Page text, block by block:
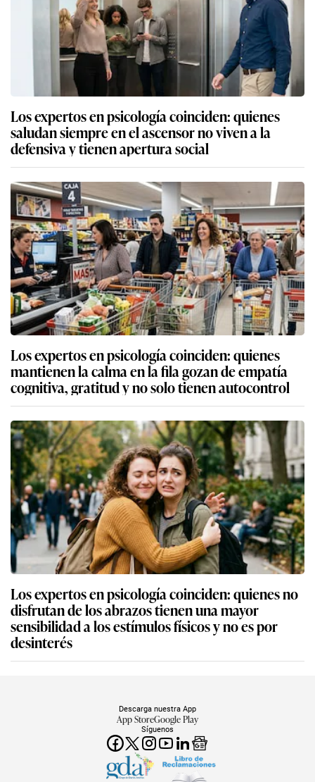
Los expertos en psicología coinciden: quienes
saludan siempre en el ascensor no viven a la
defensiva y tienen apertura social
Los expertos en psicología coinciden: quienes
mantienen la calma en la fila gozan de empatía
cognitiva, gratitud y no solo tienen autocontrol
Los expertos en psicología coinciden: quienes no
disfrutan de los abrazos tienen una mayor
sensibilidad a los estímulos físicos y no es por
desinterés
Síguenos
Descarga nuestra App
App StoreGoogle Play